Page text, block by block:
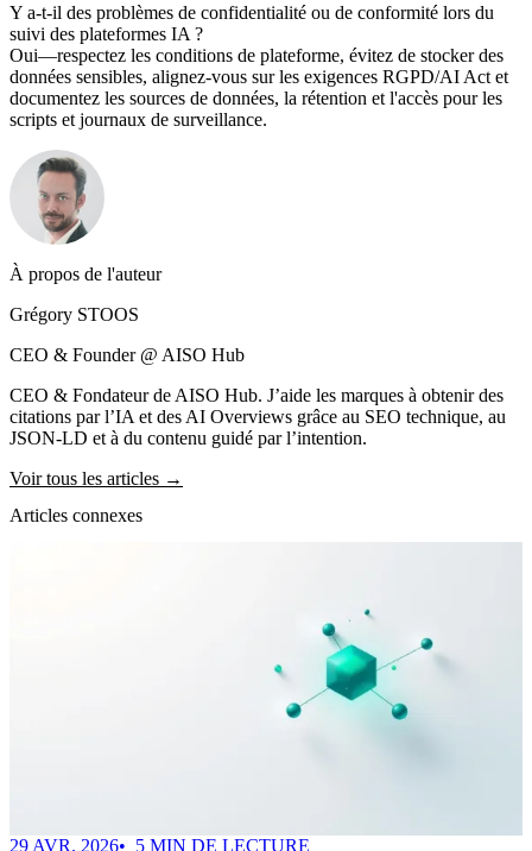
Y a-t-il des problèmes de confidentialité ou de conformité lors du
suivi des plateformes IA ?
Oui—respectez les conditions de plateforme, évitez de stocker des
données sensibles, alignez-vous sur les exigences RGPD/AI Act et
documentez les sources de données, la rétention et l'accès pour les
scripts et journaux de surveillance.
À propos de l'auteur
Grégory STOOS
CEO & Founder @ AISO Hub
CEO & Fondateur de AISO Hub. J’aide les marques à obtenir des
citations par l’IA et des AI Overviews grâce au SEO technique, au
JSON-LD et à du contenu guidé par l’intention.
Voir tous les articles →
Articles connexes
29 AVR. 2026
5 MIN DE LECTURE